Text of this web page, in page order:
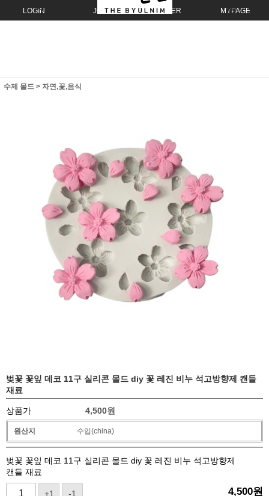
LOGIN JOIN ORDER MYPAGE
수제 몰드 > 자연,꽃,음식
벚꽃 꽃잎 데코 11구 실리콘 몰드 diy 꽃 레진 비누 석고방향제 캔들
재료
상품가 4,500원
원산지 수입(china)
벚꽃 꽃잎 데코 11구 실리콘 몰드 diy 꽃 레진 비누 석고방향제
캔들 재료
+1 -1 4,500원